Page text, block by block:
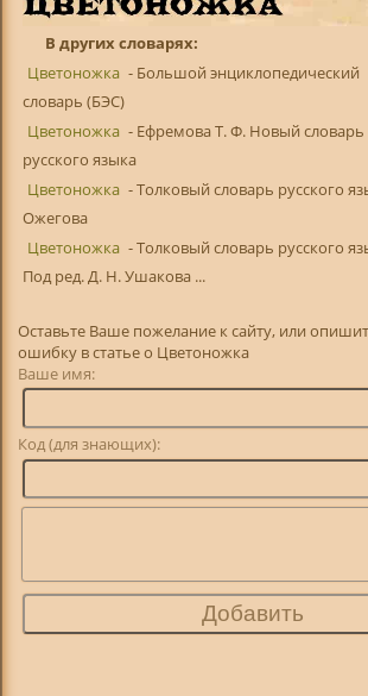
В других словарях:
Цветоножка - Большой энциклопедический
словарь (БЭС)
Цветоножка - Ефремова Т. Ф. Новый словарь
русского языка
Цветоножка - Толковый словарь русского
Ожегова
Цветоножка - Толковый словарь русского
Под ред. Д. Н. Ушакова ...
Оставьте Ваше пожелание к сайту, или
ошибку в статье о Цветоножка
Ваше имя:
Код (для знающих):